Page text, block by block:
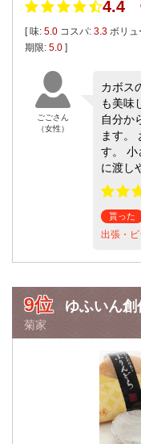
4.4
[ 味: 5.0 コスパ: 3.3 ボリュ
期限: 5.0 ]
ごごさん
（女性）
カボス
も美味
自分か
ます。
す。 小
に渡し
貰った
出張・ビ
9位 ゆふいん
菊家